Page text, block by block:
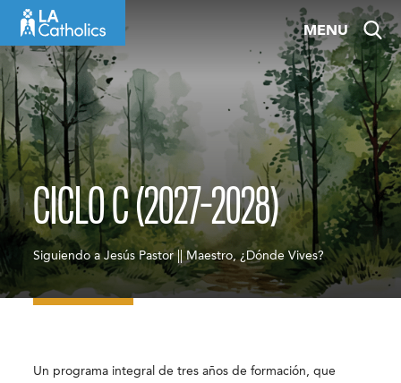
content
MENU
CICLO C (2027-2028)
Siguiendo a Jesús Pastor || Maestro, ¿Dónde Vives?
Un programa integral de tres años de formación, que